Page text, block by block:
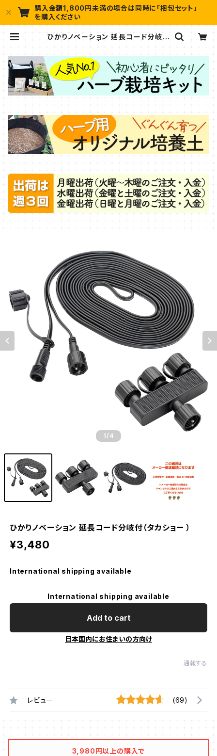
購入金額1,800円未満の場合は同時に「梱包セット」
を購入ください
ひかりノベーション 延長コード分岐付
1 /4
ひかりノベーション 延長コード分岐付（タカショー ）
¥3,480
International shipping available
International shipping available
Add to cart
日本国内にお住まいの方向け
通報する
レビュー (69)
3,980円以上の購入で